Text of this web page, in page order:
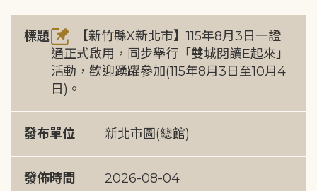
標題
【新竹縣X新北市】115年8月3日一證
通正式啟用，同步舉行「雙城閱讀E起來」
活動，歡迎踴躍參加(115年8月3日至10月4
日)。
發布單位 新北市圖(總館)
發佈時間 2026-08-04